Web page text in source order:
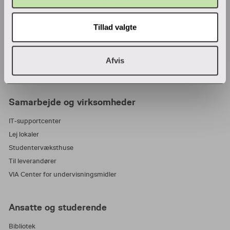
Tillad valgte
Afvis
Find en medarbejder
Parkering
Samarbejde og virksomheder
IT-supportcenter
Lej lokaler
Studentervæksthuse
Til leverandører
VIA Center for undervisningsmidler
Ansatte og studerende
Bibliotek